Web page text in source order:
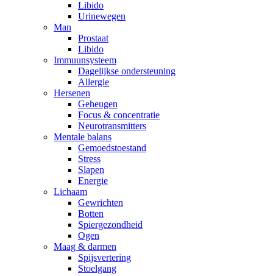
Libido
Urinewegen
Man
Prostaat
Libido
Immuunsysteem
Dagelijkse ondersteuning
Allergie
Hersenen
Geheugen
Focus & concentratie
Neurotransmitters
Mentale balans
Gemoedstoestand
Stress
Slapen
Energie
Lichaam
Gewrichten
Botten
Spiergezondheid
Ogen
Maag & darmen
Spijsvertering
Stoelgang